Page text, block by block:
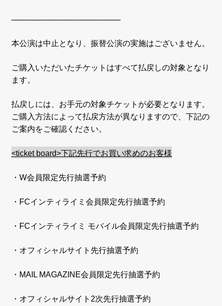
────────────────────
本公演は中止となり、振替公演の実施はございません。
ご購入いただいたチケットはすべて払戻しの対象となり
ます。
払戻しには、お手元の対象チケットが必要となります。
ご購入方法によって払戻方法が異なりますので、下記の
ご案内をご確認ください。
<ticket board>下記先行でお買い求めのお客様
・W会員限定先行抽選予約
・FCインティライミ会員限定先行抽選予約
・FCインティライミ モバイル会員限定先行抽選予約
・オフィシャルサイト先行抽選予約
・MAIL MAGAZINE会員限定先行抽選予約
・オフィシャルサイト2次先行抽選予約